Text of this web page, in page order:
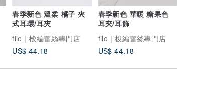
春季新色 溫柔 橘子 夾
式耳環/耳夾
filo | 梭編蕾絲專門店
US$ 44.18
春季新色 華暖 糖果色
耳夾/耳飾
filo | 梭編蕾絲專門店
US$ 44.18